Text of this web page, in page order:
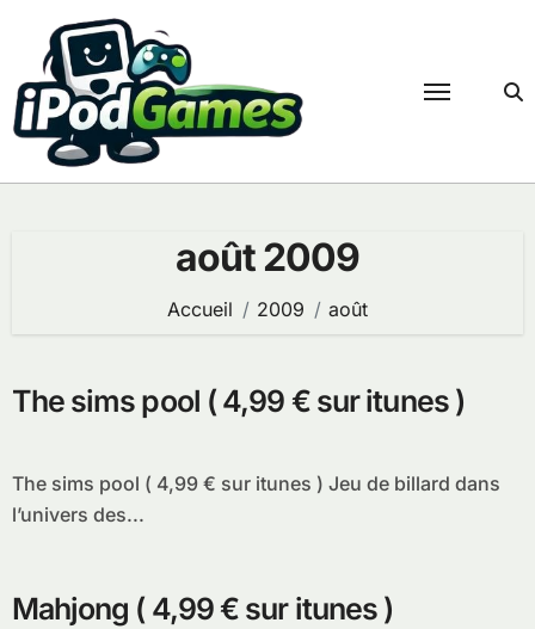
contenu
août 2009
Accueil 2009 août
The sims pool ( 4,99 € sur itunes )
The sims pool ( 4,99 € sur itunes ) Jeu de billard dans
l’univers des...
Mahjong ( 4,99 € sur itunes )